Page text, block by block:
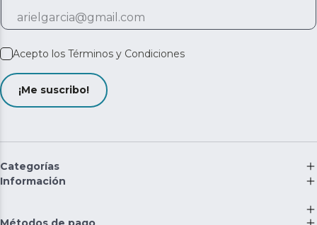
Acepto los Términos y Condiciones
¡Me suscribo!
Categorías
Información